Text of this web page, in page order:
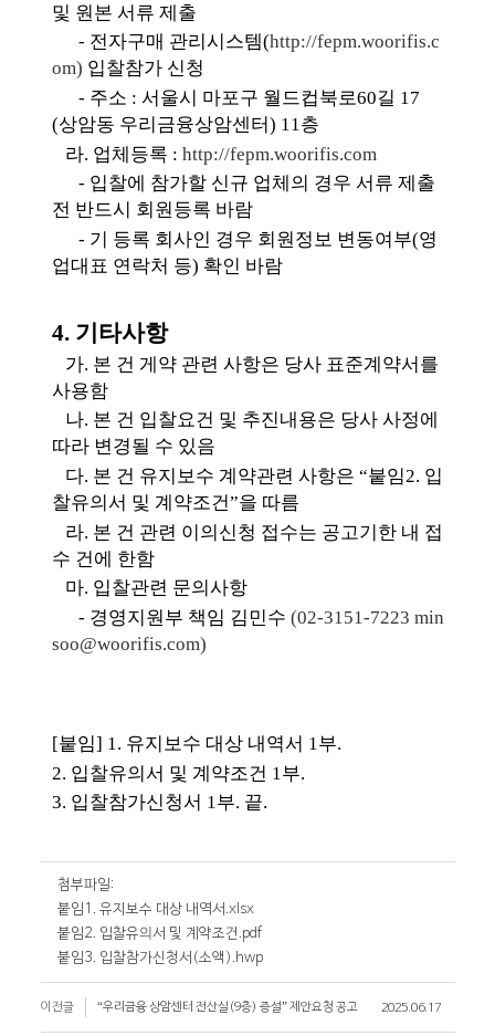
및 원본 서류 제출
- 전자구매 관리시스템(http://fepm.woorifis.c
om) 입찰참가 신청
- 주소 : 서울시 마포구 월드컵북로60길 17
(상암동 우리금융상암센터) 11층
라. 업체등록 : http://fepm.woorifis.com
- 입찰에 참가할 신규 업체의 경우 서류 제출
전 반드시 회원등록 바람
- 기 등록 회사인 경우 회원정보 변동여부(영
업대표 연락처 등) 확인 바람
4. 기타사항
가. 본 건 게약 관련 사항은 당사 표준계약서를
사용함
나. 본 건 입찰요건 및 추진내용은 당사 사정에
따라 변경될 수 있음
다. 본 건 유지보수 계약관련 사항은 “붙임2. 입
찰유의서 및 계약조건”을 따름
라. 본 건 관련 이의신청 접수는 공고기한 내 접
수 건에 한함
마. 입찰관련 문의사항
- 경영지원부 책임 김민수 (02-3151-7223 min
soo@woorifis.com)
[붙임] 1. 유지보수 대상 내역서 1부.
2. 입찰유의서 및 계약조건 1 부.
3. 입찰참가신청서 1부. 끝.
첨부파일:
붙임1. 유지보수 대상 내역서.xlsx
붙임2. 입찰유의서 및 계약조건.pdf
붙임3. 입찰참가신청서(소액).hwp
이전글 “우리금융 상암센터 전산실(9층) 증설” 제안요청 공고 2025.06.17